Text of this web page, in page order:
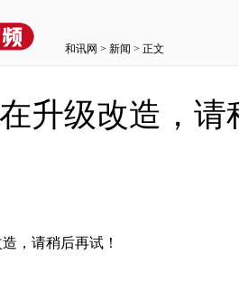
和讯网 > 新闻 > 正文
升级改造，请
，请稍后再试！